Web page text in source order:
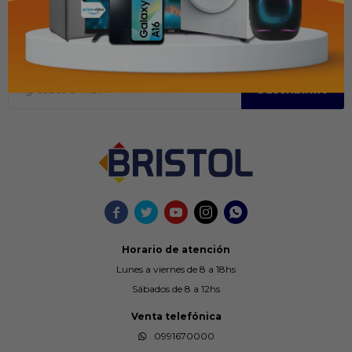
    
Horario de atención
Lunes a viernes de 8 a 18hs
Sábados de 8 a 12hs
Venta telefónica
0991670000
Recibir ofertas y promociones
Suscríbase para obtener información sobre productos y cupones
Suscribirme